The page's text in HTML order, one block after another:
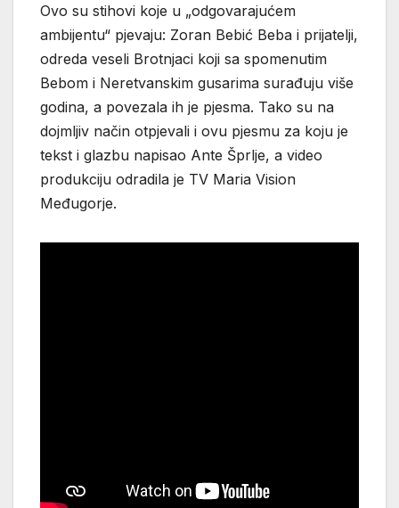
Ovo su stihovi koje u „odgovarajućem
ambijentu“ pjevaju: Zoran Bebić Beba i prijatelji,
odreda veseli Brotnjaci koji sa spomenutim
Bebom i Neretvanskim gusarima surađuju više
godina, a povezala ih je pjesma. Tako su na
dojmljiv način otpjevali i ovu pjesmu za koju je
tekst i glazbu napisao Ante Šprlje, a video
produkciju odradila je TV Maria Vision
Međugorje.